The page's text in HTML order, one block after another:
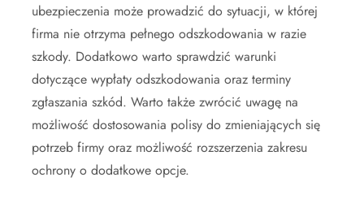
ubezpieczenia może prowadzić do sytuacji, w której
firma nie otrzyma pełnego odszkodowania w razie
szkody. Dodatkowo warto sprawdzić warunki
dotyczące wypłaty odszkodowania oraz terminy
zgłaszania szkód. Warto także zwrócić uwagę na
możliwość dostosowania polisy do zmieniających się
potrzeb firmy oraz możliwość rozszerzenia zakresu
ochrony o dodatkowe opcje.